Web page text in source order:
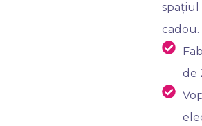
spațiul
cadou.
de